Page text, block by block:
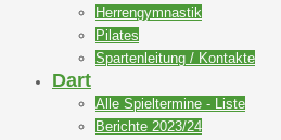
Herrengymnastik
Pilates
Spartenleitung / Kontakte
Dart
Alle Spieltermine - Liste
Berichte 2023/24